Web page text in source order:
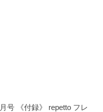
号 《付録》 repetto フレ